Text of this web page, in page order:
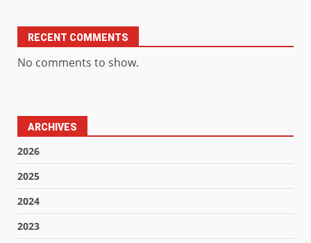
RECENT COMMENTS
No comments to show.
ARCHIVES
2026
2025
2024
2023